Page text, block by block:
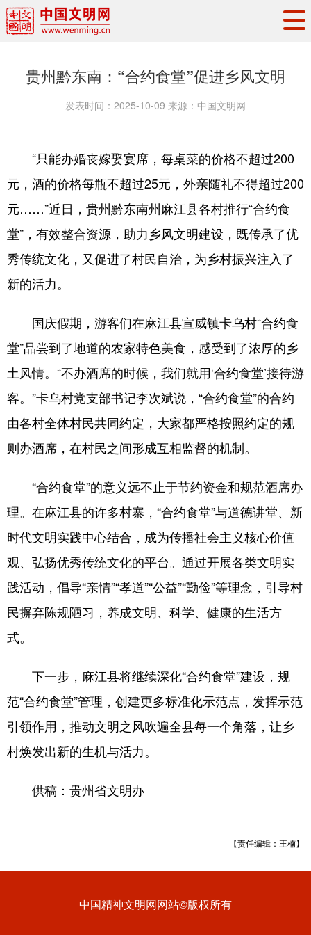
权威发布
资讯联播
地方交流
文明培育
文明实践
文明创建
贵州黔东南：“合约食堂”促进乡风文明
发表时间： 2025-10-09 来源： 中国文明网
“只能办婚丧嫁娶宴席，每桌菜的价格不超过200
元，酒的价格每瓶不超过25元，外亲随礼不得超过200
元……”近日，贵州黔东南州麻江县各村推行“合约食
堂”，有效整合资源，助力乡风文明建设，既传承了优
秀传统文化，又促进了村民自治，为乡村振兴注入了
新的活力。
国庆假期，游客们在麻江县宣威镇卡乌村“合约食
堂”品尝到了地道的农家特色美食，感受到了浓厚的乡
土风情。“不办酒席的时候，我们就用‘合约食堂’接待游
客。”卡乌村党支部书记李次斌说，“合约食堂”的合约
由各村全体村民共同约定，大家都严格按照约定的规
则办酒席，在村民之间形成互相监督的机制。
“合约食堂”的意义远不止于节约资金和规范酒席办
理。在麻江县的许多村寨，“合约食堂”与道德讲堂、新
时代文明实践中心结合，成为传播社会主义核心价值
观、弘扬优秀传统文化的平台。通过开展各类文明实
践活动，倡导“亲情”“孝道”“公益”“勤俭”等理念，引导村
民摒弃陈规陋习，养成文明、科学、健康的生活方
式。
下一步，麻江县将继续深化“合约食堂”建设，规
范“合约食堂”管理，创建更多标准化示范点，发挥示范
引领作用，推动文明之风吹遍全县每一个角落，让乡
村焕发出新的生机与活力。
供稿：贵州省文明办
【责任编辑：王楠】
中国精神文明网网站©版权所有